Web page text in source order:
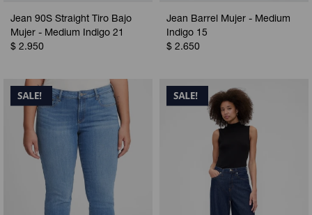
Jean 90S Straight Tiro Bajo
Mujer - Medium Indigo 21
$ 2.950
Jean Barrel Mujer - Medium
Indigo 15
$ 2.650